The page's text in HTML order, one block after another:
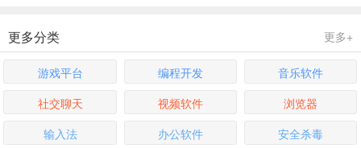
更多+
更多分类
游戏平台 编程开发
音乐软件
社交聊天
视频软件
浏览器
输入法
办公软件
安全杀毒